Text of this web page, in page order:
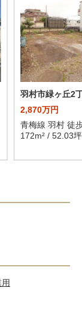
羽村市緑ヶ丘2
2,870万円
青梅線 羽村 徒
172m² / 52.03坪